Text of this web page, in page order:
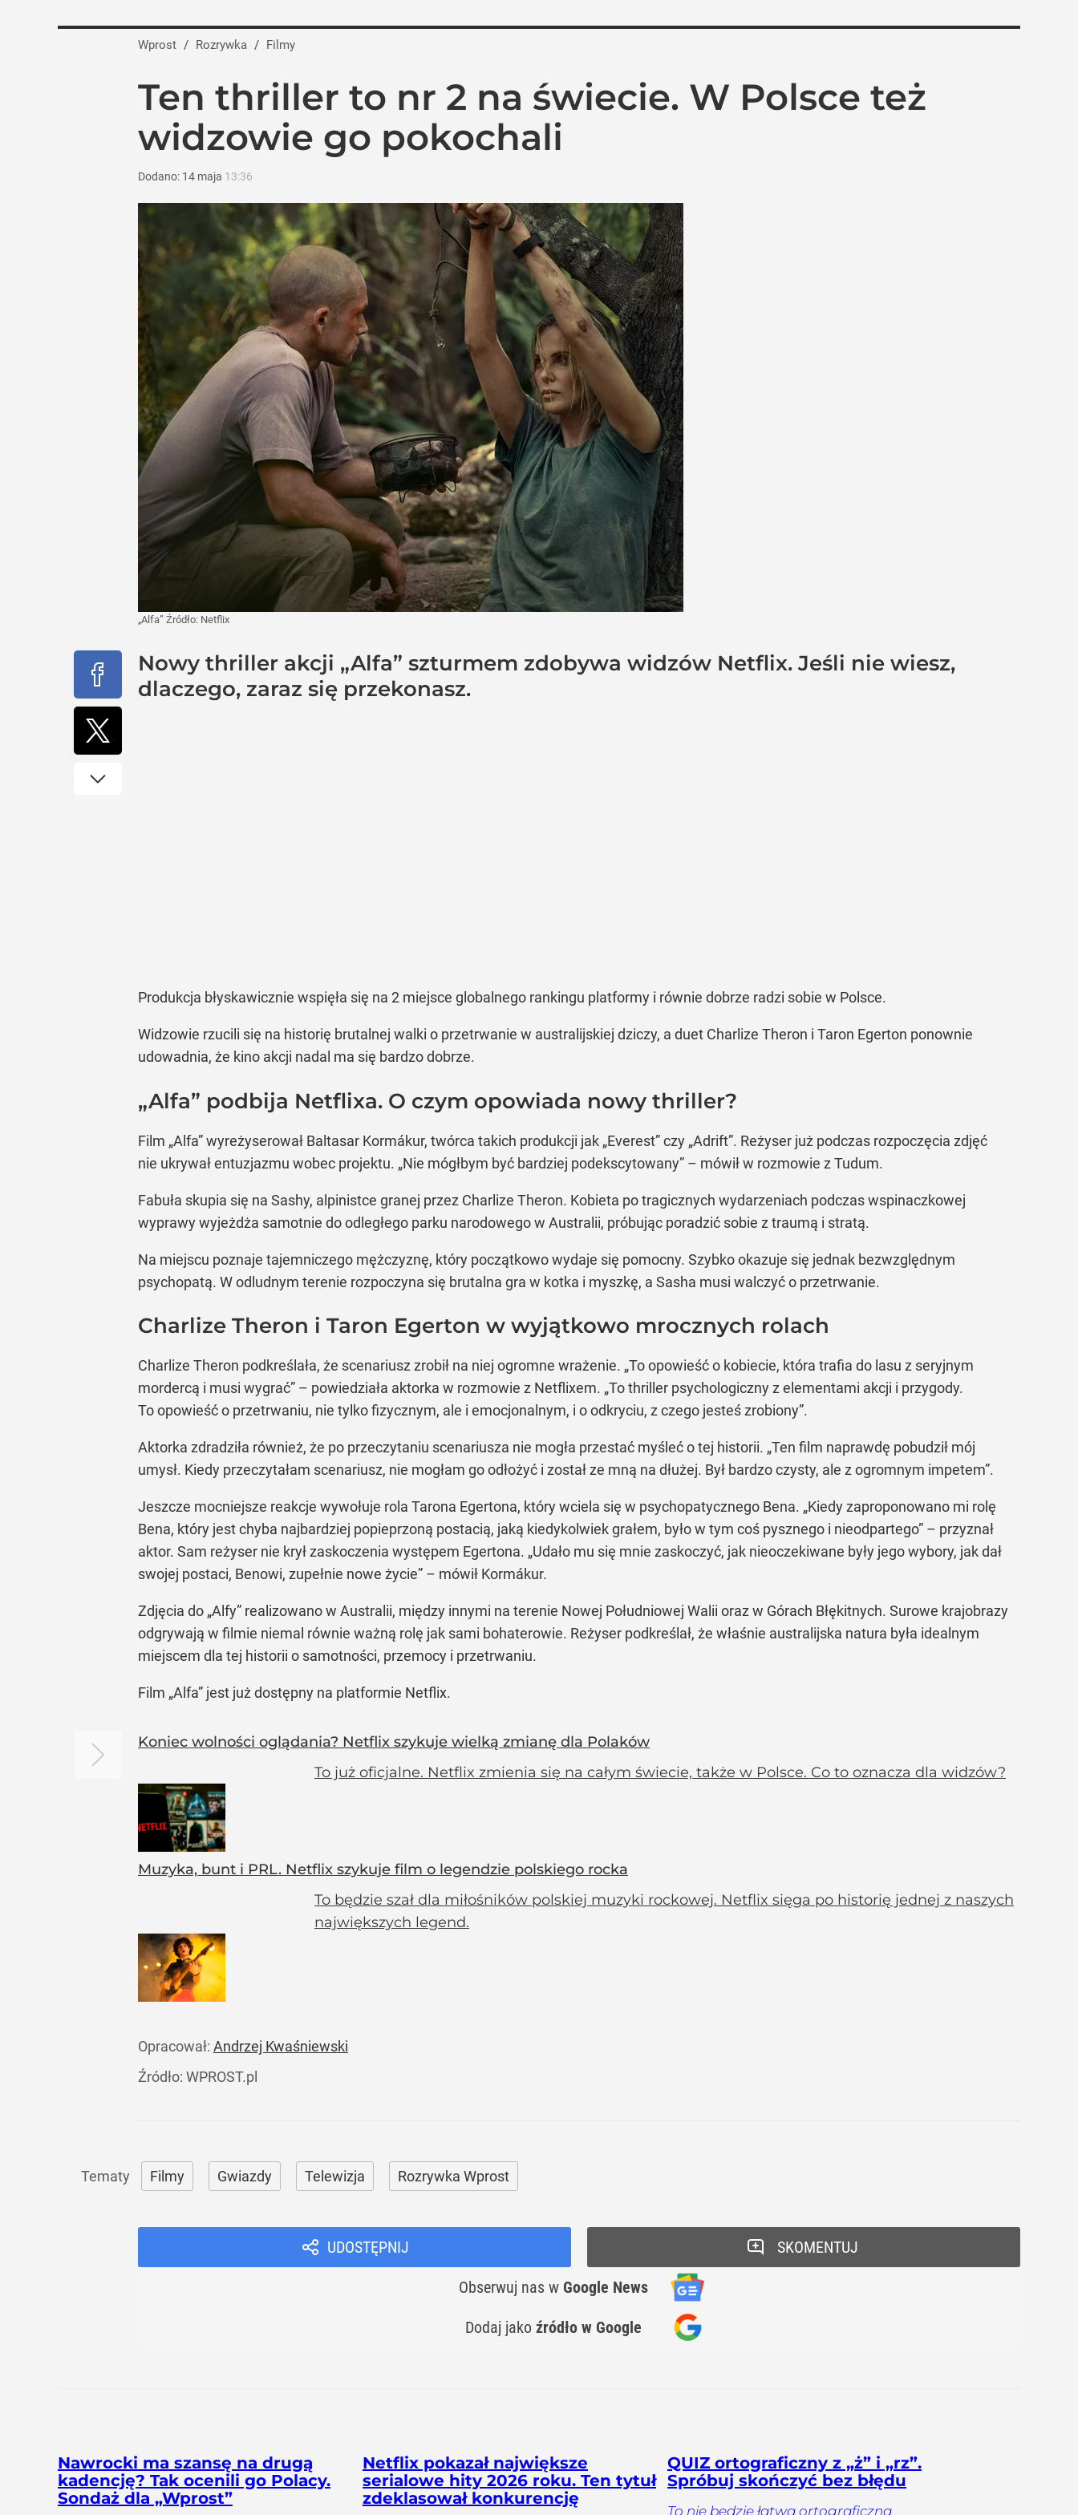
Wprost / Rozrywka / Filmy
Ten thriller to nr 2 na świecie. W Polsce też
widzowie go pokochali
Dodano: 14 maja 13:36
„Alfa” Źródło: Netflix
Nowy thriller akcji „Alfa” szturmem zdobywa widzów Netflix. Jeśli nie wiesz,
dlaczego, zaraz się przekonasz.
Produkcja błyskawicznie wspięła się na 2 miejsce globalnego rankingu platformy i równie dobrze radzi sobie w Polsce.
Widzowie rzucili się na historię brutalnej walki o przetrwanie w australijskiej dziczy, a duet Charlize Theron i Taron Egerton ponownie
udowadnia, że kino akcji nadal ma się bardzo dobrze.
„Alfa” podbija Netflixa. O czym opowiada nowy thriller?
Film „Alfa” wyreżyserował Baltasar Kormákur, twórca takich produkcji jak „Everest” czy „Adrift”. Reżyser już podczas rozpoczęcia zdjęć
nie ukrywał entuzjazmu wobec projektu. „Nie mógłbym być bardziej podekscytowany” – mówił w rozmowie z Tudum.
Fabuła skupia się na Sashy, alpinistce granej przez Charlize Theron. Kobieta po tragicznych wydarzeniach podczas wspinaczkowej
wyprawy wyjeżdża samotnie do odległego parku narodowego w Australii, próbując poradzić sobie z traumą i stratą.
Na miejscu poznaje tajemniczego mężczyznę, który początkowo wydaje się pomocny. Szybko okazuje się jednak bezwzględnym
psychopatą. W odludnym terenie rozpoczyna się brutalna gra w kotka i myszkę, a Sasha musi walczyć o przetrwanie.
Charlize Theron i Taron Egerton w wyjątkowo mrocznych rolach
Charlize Theron podkreślała, że scenariusz zrobił na niej ogromne wrażenie. „To opowieść o kobiecie, która trafia do lasu z seryjnym
mordercą i musi wygrać” – powiedziała aktorka w rozmowie z Netflixem. „To thriller psychologiczny z elementami akcji i przygody.
To opowieść o przetrwaniu, nie tylko fizycznym, ale i emocjonalnym, i o odkryciu, z czego jesteś zrobiony”.
Aktorka zdradziła również, że po przeczytaniu scenariusza nie mogła przestać myśleć o tej historii. „Ten film naprawdę pobudził mój
umysł. Kiedy przeczytałam scenariusz, nie mogłam go odłożyć i został ze mną na dłużej. Był bardzo czysty, ale z ogromnym impetem”.
Jeszcze mocniejsze reakcje wywołuje rola Tarona Egertona, który wciela się w psychopatycznego Bena. „Kiedy zaproponowano mi rolę
Bena, który jest chyba najbardziej popieprzoną postacią, jaką kiedykolwiek grałem, było w tym coś pysznego i nieodpartego” – przyznał
aktor. Sam reżyser nie krył zaskoczenia występem Egertona. „Udało mu się mnie zaskoczyć, jak nieoczekiwane były jego wybory, jak dał
swojej postaci, Benowi, zupełnie nowe życie” – mówił Kormákur.
Zdjęcia do „Alfy” realizowano w Australii, między innymi na terenie Nowej Południowej Walii oraz w Górach Błękitnych. Surowe krajobrazy
odgrywają w filmie niemal równie ważną rolę jak sami bohaterowie. Reżyser podkreślał, że właśnie australijska natura była idealnym
miejscem dla tej historii o samotności, przemocy i przetrwaniu.
Film „Alfa” jest już dostępny na platformie Netflix.
Koniec wolności oglądania? Netflix szykuje wielką zmianę dla Polaków
To już oficjalne. Netflix zmienia się na całym świecie, także w Polsce. Co to oznacza dla widzów?
Muzyka, bunt i PRL. Netflix szykuje film o legendzie polskiego rocka
To będzie szał dla miłośników polskiej muzyki rockowej. Netflix sięga po historię jednej z naszych
największych legend.
Opracował: Andrzej Kwaśniewski
Źródło: WPROST.pl
Filmy Gwiazdy Telewizja Rozrywka Wprost
UDOSTĘPNIJ
Obserwuj nas w Google News
Dodaj jako źródło w Google
SKOMENTUJ
Nawrocki ma szansę na drugą
kadencję? Tak ocenili go Polacy.
Sondaż dla „Wprost”
Netflix pokazał największe
serialowe hity 2026 roku. Ten tytuł
zdeklasował konkurencję
QUIZ ortograficzny z „ż” i „rz”.
Spróbuj skończyć bez błędu
To nie będzie łatwa ortograficzna